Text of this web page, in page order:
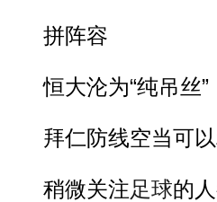
拼阵容
恒大沦为“纯吊丝”
拜仁防线空当可以
稍微关注足球的